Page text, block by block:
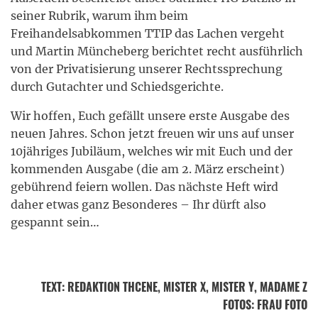
seiner Rubrik, warum ihm beim
Freihandelsabkommen TTIP das Lachen vergeht
und Martin Müncheberg berichtet recht ausführlich
von der Privatisierung unserer Rechtssprechung
durch Gutachter und Schiedsgerichte.
Wir hoffen, Euch gefällt unsere erste Ausgabe des
neuen Jahres. Schon jetzt freuen wir uns auf unser
10jähriges Jubiläum, welches wir mit Euch und der
kommenden Ausgabe (die am 2. März erscheint)
gebührend feiern wollen. Das nächste Heft wird
daher etwas ganz Besonderes – Ihr dürft also
gespannt sein…
TEXT: REDAKTION THCENE, MISTER X, MISTER Y, MADAME Z
FOTOS: FRAU FOTO